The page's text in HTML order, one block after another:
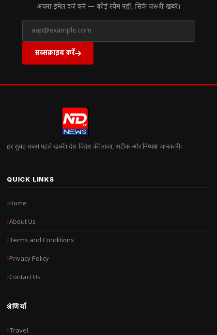
अपना ईमेल दर्ज करें — कोई स्पैम नहीं, सिर्फ ज़रूरी खबरें।
सब्सक्राइब करें
हर सुबह सबसे पहले खबरें। देश-विदेश की ताज़ा, सटीक और निष्पक्ष जानकारी।
QUICK LINKS
Home
About Us
Terms and Conditions
Privacy Policy
Contact Us
श्रेणियाँ
Travel